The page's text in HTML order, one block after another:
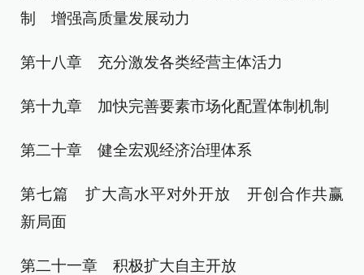
制 增强高质量发展动力
第十八章 充分激发各类经营主体活力
第十九章 加快完善要素市场化配置体制机制
第二十章 健全宏观经济治理体系
第七篇 扩大高水平对外开放 开创合作共赢
新局面
第二十一章 积极扩大自主开放